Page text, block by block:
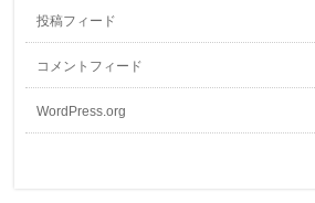
投稿フィード
コメントフィード
WordPress.org